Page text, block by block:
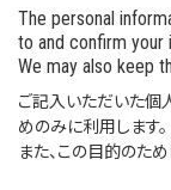
The personal
to and confirm your
We may also keep
ご記入いただいた個
めのみに利用します。
また、この目的のた